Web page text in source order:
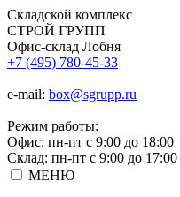
Складской комплекс
СТРОЙ ГРУПП
Офис-склад Лобня
+7 (495) 780-45-33
e-mail: box@sgrupp.ru
Режим работы:
Офис: пн-пт с 9:00 до 18:00
Склад: пн-пт с 9:00 до 17:00
МЕНЮ